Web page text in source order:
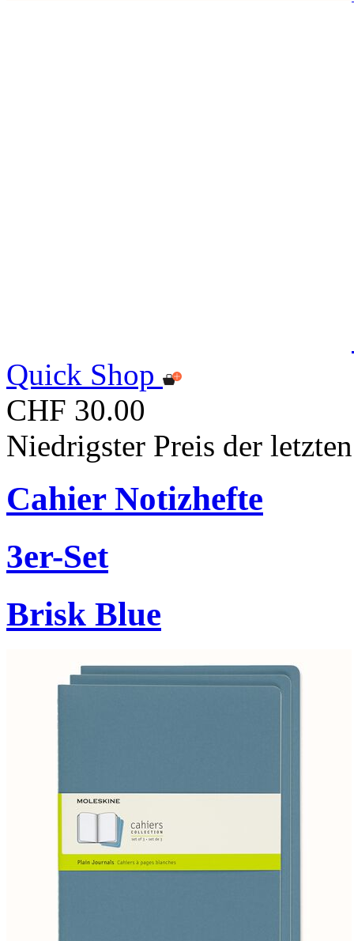
Quick Shop
CHF 30.00
Niedrigster Preis der
Cahier Notizhefte
3er-Set
Brisk Blue